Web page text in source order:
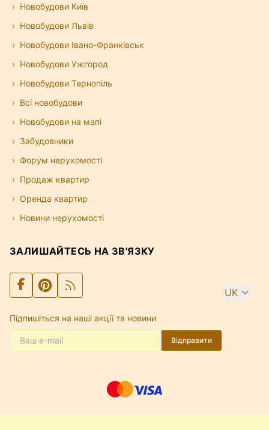
Новобудови Київ
Новобудови Львів
Новобудови Івано-Франківськ
Новобудови Ужгород
Новобудови Тернопіль
Всі новобудови
Новобудови на мапі
Забудовники
Форум нерухомості
Продаж квартир
Оренда квартир
Новини нерухомості
ЗАЛИШАЙТЕСЬ НА ЗВ'ЯЗКУ
UK
Підпишіться на наші акції та новини
Відправити